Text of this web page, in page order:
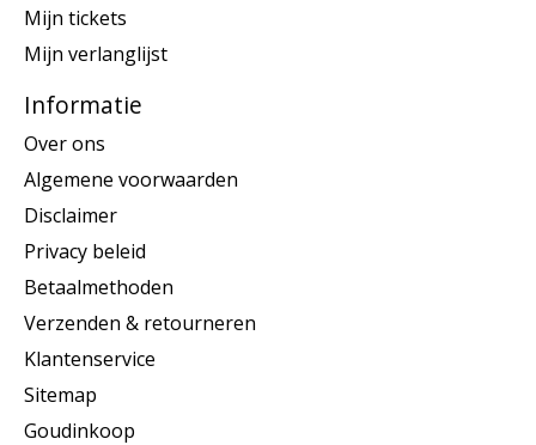
Mijn tickets
Mijn verlanglijst
Informatie
Over ons
Algemene voorwaarden
Disclaimer
Privacy beleid
Betaalmethoden
Verzenden & retourneren
Klantenservice
Sitemap
Goudinkoop